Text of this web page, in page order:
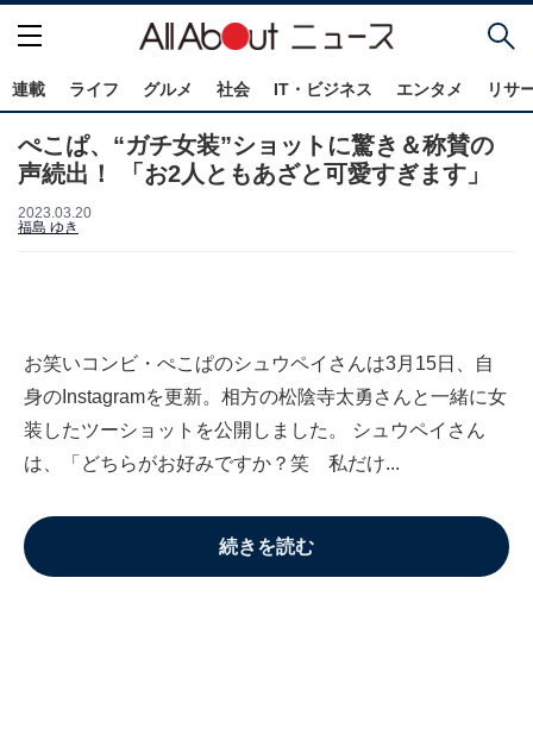
連載 ライフ グルメ 社会 IT・ビジネス エンタメ リサ
ぺこぱ、“ガチ女装”ショットに驚き＆称賛の
声続出！ 「お2人ともあざと可愛すぎます」
2023.03.20
福島 ゆき
お笑いコンビ・ぺこぱのシュウペイさんは3月15日、自
身のInstagramを更新。相方の松陰寺太勇さんと一緒に女
装したツーショットを公開しました。 シュウペイさん
は、「どちらがお好みですか？笑 私だけ...
続きを読む